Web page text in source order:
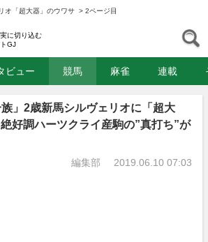
オ「超大器」のウワサ > 2ページ目
に切り込む
GJ
ビュー 競馬 麻雀 連載
」2歳新馬シルヴェリオに「超大
好調ハーツクライ産駒の”真打ち”が
編集部 2019.06.10 07:03